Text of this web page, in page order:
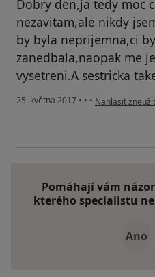
Dobry den,ja tedy moc
nezavitam,ale nikdy
by byla neprijemna,ci
zanedbala,naopak me
vysetreni.A sestricka
25. května 2017 • • • podle názoru
Nahlásit
Pomáhají vám
kterého specialistu
Ano